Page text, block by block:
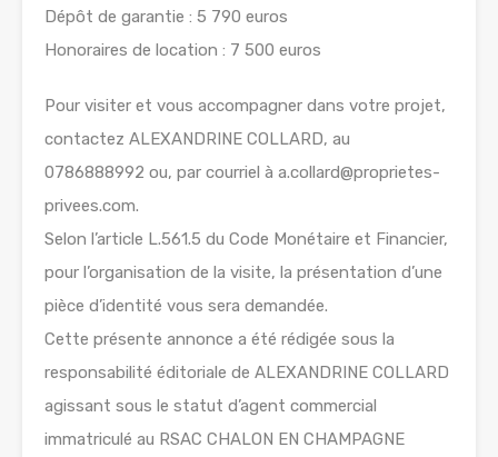
Dépôt de garantie : 5 790 euros
Honoraires de location : 7 500 euros
Pour visiter et vous accompagner dans votre projet,
contactez ALEXANDRINE COLLARD, au
0786888992 ou, par courriel à a.collard@proprietes-
privees.com.
Selon l’article L.561.5 du Code Monétaire et Financier,
pour l’organisation de la visite, la présentation d’une
pièce d’identité vous sera demandée.
Cette présente annonce a été rédigée sous la
responsabilité éditoriale de ALEXANDRINE COLLARD
agissant sous le statut d’agent commercial
immatriculé au RSAC CHALON EN CHAMPAGNE